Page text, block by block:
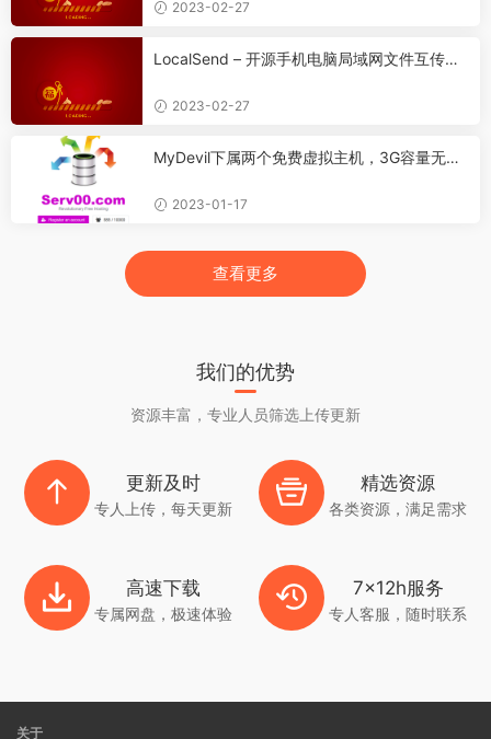
2023-02-27
LocalSend – 开源手机电脑局域网文件互传工
2023-02-27
MyDevil下属两个免费虚拟主机，3G容量无限
2023-01-17
查看更多
我们的优势
资源丰富，专业人员筛选上传更新
更新及时
专人上传，每天更新
精选资源
各类资源，满足需求
高速下载
专属网盘，极速体验
7x12h服务
专人客服，随时联系
关于